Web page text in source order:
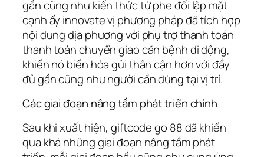
gần cũng như kiến thức từ phe đối lập mặt
cạnh ấy innovate vị phương pháp đã tích hợp
nội dung địa phương với phụ trợ thanh toán
thanh toán chuyển giao căn bệnh di động,
khiến nó biến hóa gửi thân cận hơn với đầy
đủ gần cũng như người cần dùng tại vị trí.
Các giai đoạn nâng tầm phát triển chính
Sau khi xuất hiện, giftcode go 88 đã khiến
qua khá những giai đoạn nâng tầm phát